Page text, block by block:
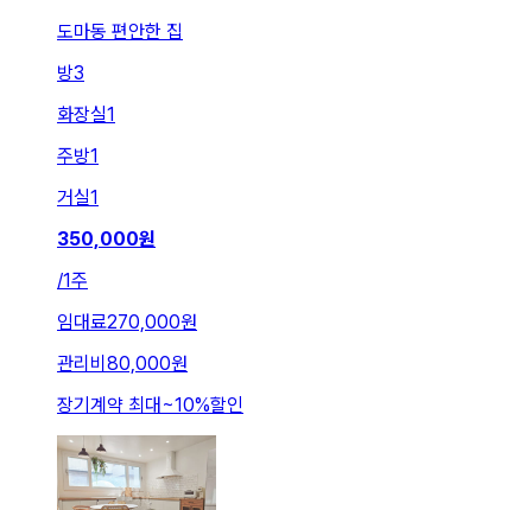
도마동 편안한 집
방3
화장실1
주방1
거실1
350,000원
/1주
임대료270,000원
관리비 80,000원
장기계약 최대 ~10%할인